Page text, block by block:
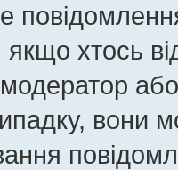
якщо хтось
вони